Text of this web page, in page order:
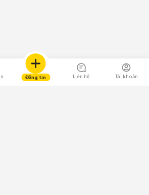
Đăng tin Liên hệ Tài khoản